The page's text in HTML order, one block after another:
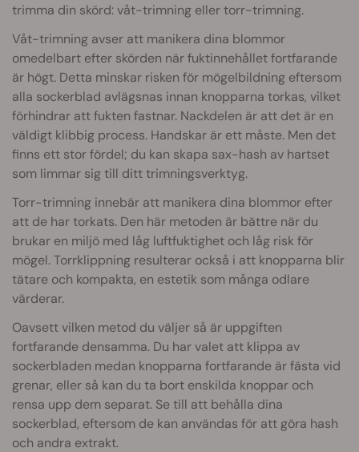
trimma din skörd: våt-trimning eller torr-trimning.
Våt-trimning avser att manikera dina blommor
omedelbart efter skörden när fuktinnehållet fortfarande
är högt. Detta minskar risken för mögelbildning eftersom
alla sockerblad avlägsnas innan knopparna torkas, vilket
förhindrar att fukten fastnar. Nackdelen är att det är en
väldigt klibbig process. Handskar är ett måste. Men det
finns ett stor fördel; du kan skapa sax-hash av hartset
som limmar sig till ditt trimningsverktyg.
Torr-trimning innebär att manikera dina blommor efter
att de har torkats. Den här metoden är bättre när du
brukar en miljö med låg luftfuktighet och låg risk för
mögel. Torrklippning resulterar också i att knopparna blir
tätare och kompakta, en estetik som många odlare
värderar.
Oavsett vilken metod du väljer så är uppgiften
fortfarande densamma. Du har valet att klippa av
sockerbladen medan knopparna fortfarande är fästa vid
grenar, eller så kan du ta bort enskilda knoppar och
rensa upp dem separat. Se till att behålla dina
sockerblad, eftersom de kan användas för att göra hash
och andra extrakt.